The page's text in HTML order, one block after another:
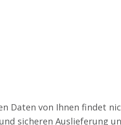
Daten von Ihnen findet
sicheren Auslieferung